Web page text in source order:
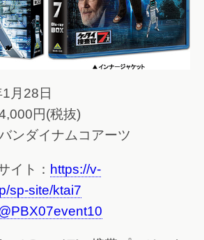
月28日
円(税抜)
ンダイナムコアーツ
イト： https://v-
sp-site/ktai7